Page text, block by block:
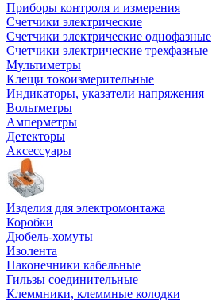
Приборы контроля и измерения
Счетчики электрические
Счетчики электрические однофазные
Счетчики электрические трехфазные
Мультиметры
Клещи токоизмерительные
Индикаторы, указатели напряжения
Вольтметры
Амперметры
Детекторы
Аксессуары
Изделия для электромонтажа
Коробки
Дюбель-хомуты
Изолента
Наконечники кабельные
Гильзы соединительные
Клеммники, клеммные колодки